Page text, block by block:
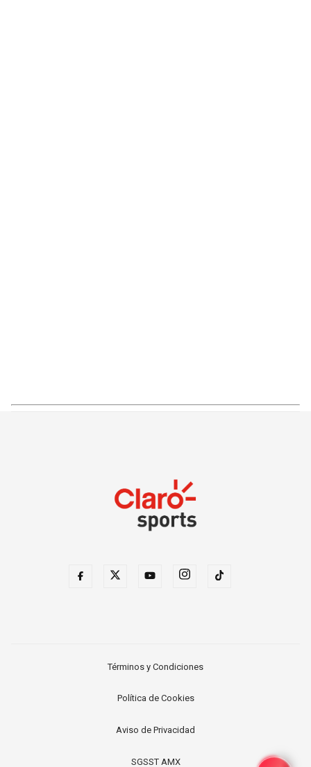
Términos y Condiciones
Política de Cookies
Aviso de Privacidad
SGSST AMX